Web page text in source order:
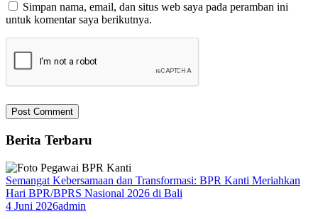
Simpan nama, email, dan situs web saya pada peramban ini
untuk komentar saya berikutnya.
Berita Terbaru
Semangat Kebersamaan dan Transformasi: BPR Kanti Meriahkan
Hari BPR/BPRS Nasional 2026 di Bali
4 Juni 2026admin